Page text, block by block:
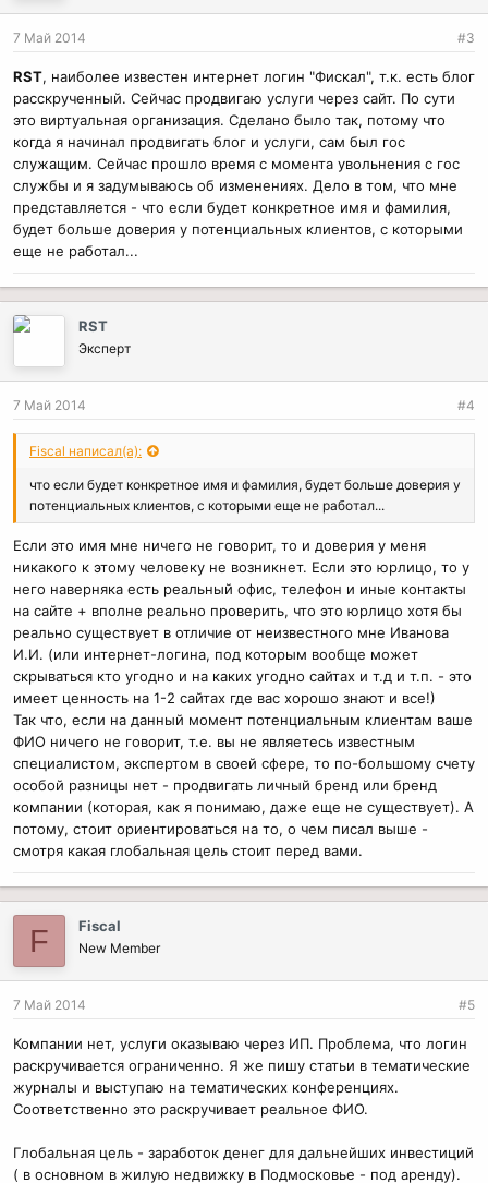
и
и
7 Май 2014 #3
RST, наиболее известен интернет логин "Фискал", т.к. есть блог
расскрученный. Сейчас продвигаю услуги через сайт. По сути
это виртуальная организация. Сделано было так, потому что
когда я начинал продвигать блог и услуги, сам был гос
служащим. Сейчас прошло время с момента увольнения с гос
службы и я задумываюсь об изменениях. Дело в том, что мне
представляется - что если будет конкретное имя и фамилия,
будет больше доверия у потенциальных клиентов, с которыми
еще не работал...
RST
Эксперт
7 Май 2014 #4
Fiscal написал(а):
что если будет конкретное имя и фамилия, будет больше доверия у
потенциальных клиентов, с которыми еще не работал...
Если это имя мне ничего не говорит, то и доверия у меня
никакого к этому человеку не возникнет. Если это юрлицо, то у
него наверняка есть реальный офис, телефон и иные контакты
на сайте + вполне реально проверить, что это юрлицо хотя бы
реально существует в отличие от неизвестного мне Иванова
И.И. (или интернет-логина, под которым вообще может
скрываться кто угодно и на каких угодно сайтах и т.д и т.п. - это
имеет ценность на 1-2 сайтах где вас хорошо знают и все!)
Так что, если на данный момент потенциальным клиентам ваше
ФИО ничего не говорит, т.е. вы не являетесь известным
специалистом, экспертом в своей сфере, то по-большому счету
особой разницы нет - продвигать личный бренд или бренд
компании (которая, как я понимаю, даже еще не существует). А
потому, стоит ориентироваться на то, о чем писал выше -
смотря какая глобальная цель стоит перед вами.
F Fiscal
New Member
7 Май 2014 #5
Компании нет, услуги оказываю через ИП. Проблема, что логин
раскручивается ограниченно. Я же пишу статьи в тематические
журналы и выступаю на тематических конференциях.
Соответственно это раскручивает реальное ФИО.
Глобальная цель - заработок денег для дальнейших инвестиций
( в основном в жилую недвижку в Подмосковье - под аренду).